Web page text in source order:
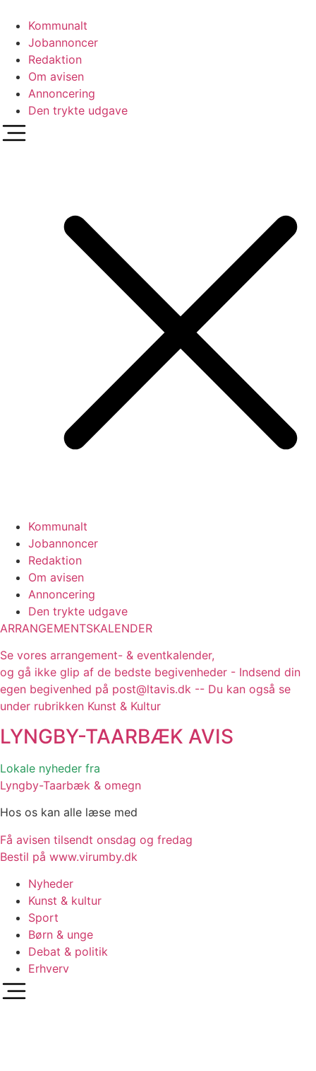
indhold
Kommunalt
Jobannoncer
Redaktion
Om avisen
Annoncering
Den trykte udgave
Kommunalt
Jobannoncer
Redaktion
Om avisen
Annoncering
Den trykte udgave
ARRANGEMENTSKALENDER
Se vores arrangement- & eventkalender,
og gå ikke glip af de bedste begivenheder - Indsend din
egen begivenhed på post@ltavis.dk -- Du kan også se
under rubrikken Kunst & Kultur
LYNGBY-TAARBÆK AVIS
Lokale nyheder fra
Lyngby-Taarbæk & omegn
Hos os kan alle læse med
Få avisen tilsendt onsdag og fredag
Bestil på www.virumby.dk
Nyheder
Kunst & kultur
Sport
Børn & unge
Debat & politik
Erhverv